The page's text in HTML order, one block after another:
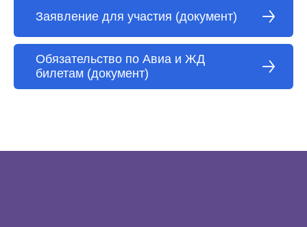
Заявление для участия (документ)
Обязательство по Авиа и ЖД
билетам (документ)